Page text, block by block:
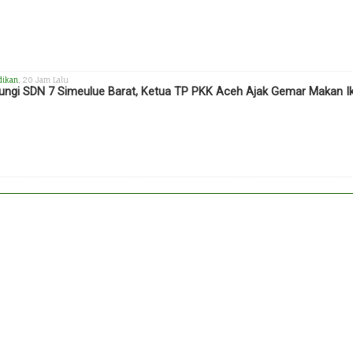
, 20 Jam Lalu
SDN 7 Simeulue Barat, Ketua TP PKK Aceh Ajak Gemar Makan